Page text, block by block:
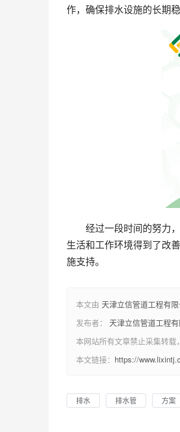
作，确保排水设施的长期
经过一段时间的努力
生活和工作环境得到了改
施支持。
本文由 天津立信管道工程有
发布者： 天津立信管道工程
本网站所有文章禁止采集转载
本文链接： https://
排水 排水管 方案